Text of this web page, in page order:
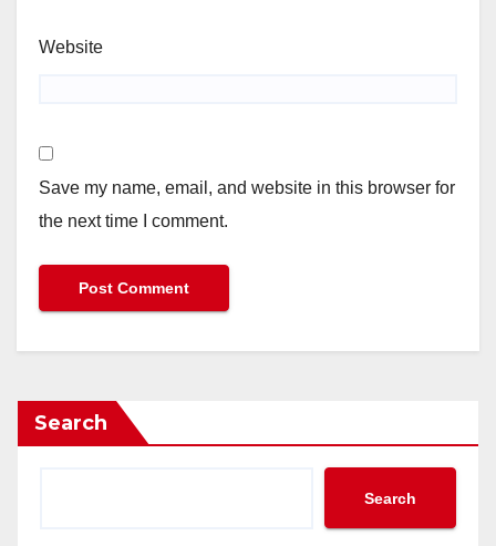
Website
Save my name, email, and website in this browser for
the next time I comment.
Search
Search